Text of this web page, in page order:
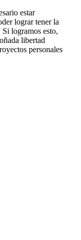
estar
lograr tener la
logramos esto,
libertad
personales